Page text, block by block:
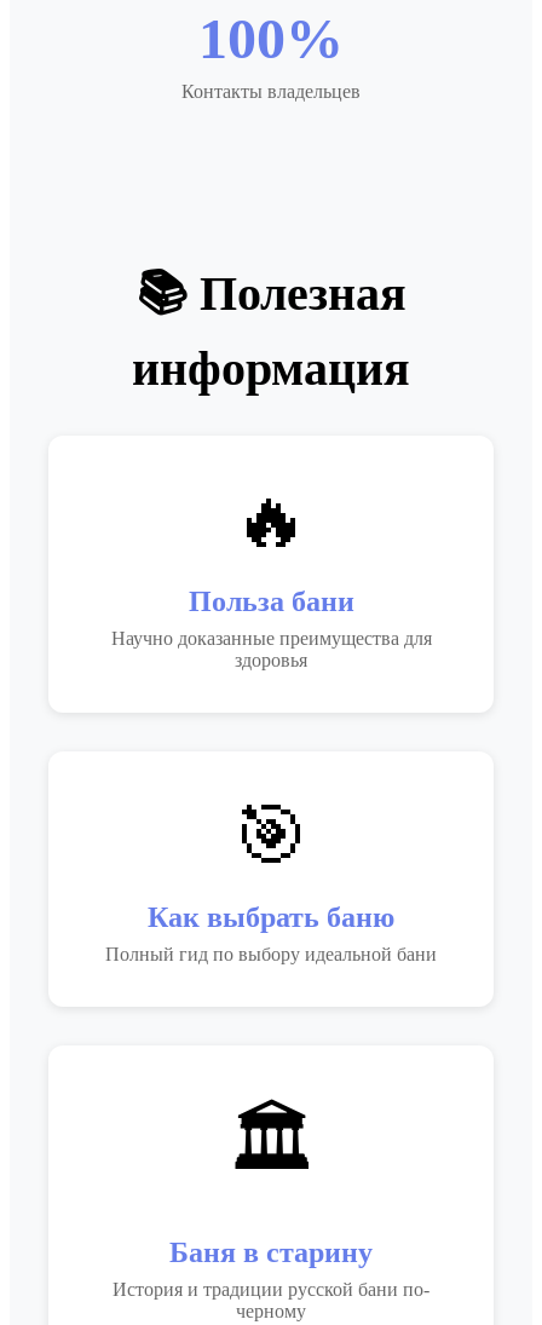
100%
Контакты владельцев
📚 Полезная
информация
🔥
Польза бани
Научно доказанные преимущества для
здоровья
🎯
Как выбрать баню
Полный гид по выбору идеальной бани
🏛️
Баня в старину
История и традиции русской бани по-
черному